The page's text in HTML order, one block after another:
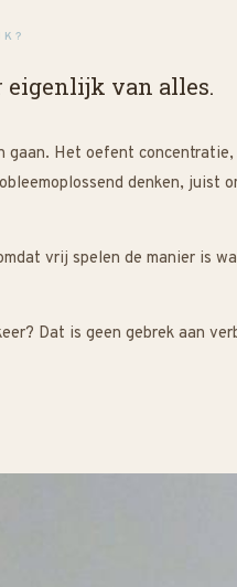
eigenlijk van alles.
Het oefent
denken, juist
vrij spelen de manier is
Dat is geen gebrek aan